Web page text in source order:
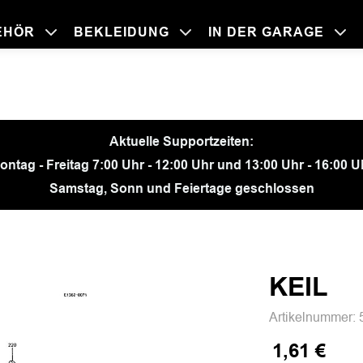
BEKLEIDUNG IN DER GARAGE
Aktuelle Supportzeiten:
- Freitag 7:00 Uhr - 12:00 Uhr und 13:00 Uhr - 16:00
Samstag, Sonn und Feiertage geschlossen
KEIL
Artikelnummer:
1,61 €